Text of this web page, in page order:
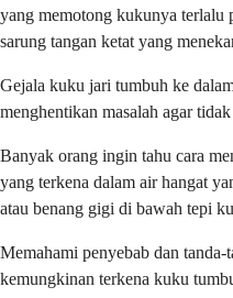
yang memotong kukunya terlalu
sarung tangan ketat yang
Gejala kuku jari tumbuh ke
menghentikan masalah agar
Banyak orang ingin tahu cara
yang terkena dalam air hangat
atau benang gigi di bawah tepi
Memahami penyebab dan
kemungkinan terkena kuku